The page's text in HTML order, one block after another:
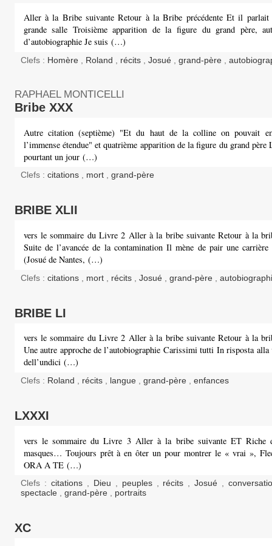
Aller à la Bribe suivante Retour à la Bribe précédente Et il parlait
grande salle Troisième apparition de la figure du grand père,
d’autobiographie Je suis (…)
Clefs : Homère Roland récits Josué grand-père
RAPHAEL MONTICELLI
Bribe XXX
Autre citation (septième) "Et du haut de la colline on pouvait
l’immense étendue" et quatrième apparition de la figure du grand père
pourtant un jour (…)
Clefs : citations , mort , grand-père
BRIBE XLII
vers le sommaire du Livre 2 Aller à la bribe suivante Retour à la
Suite de l’avancée de la contamination Il mène de pair une carrière
(Josué de Nantes, (…)
Clefs : citations mort récits Josué grand-père
BRIBE LI
vers le sommaire du Livre 2 Aller à la bribe suivante Retour à la
Une autre approche de l’autobiographie Carissimi tutti In risposta alla
dell’undici (…)
Clefs : Roland récits langue grand-père enfances
LXXXI
vers le sommaire du Livre 3 Aller à la bribe suivante ET Riche
masques… Toujours prêt à en ôter un pour montrer le « vrai »,
ORA A TE (…)
Clefs : citations , Dieu , peuples , récits ,Josué ,
spectacle , grand-père , portraits
XC